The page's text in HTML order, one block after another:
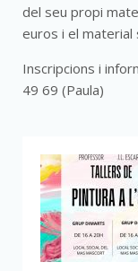
del seu propi
euros i el
Inscripcions i
49 69 (Paula)